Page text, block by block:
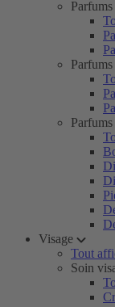
Visage
Tout
Soin